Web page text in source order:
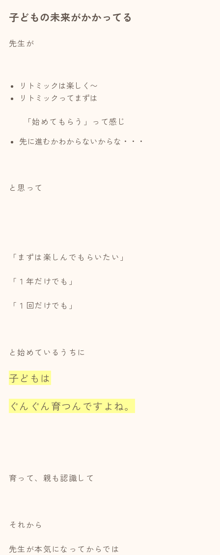
子どもの未来がかかってる
先生が
リトミックは楽しく〜
リトミックってまずは
「始めてもらう」って感じ
先に進むかわからないからな・・・
と思って
「まずは楽しんでもらいたい」
「１年だけでも」
「１回だけでも」
と始めているうちに
子どもは
ぐんぐん育つんですよね。
育って、親も認識して
それから
先生が本気になってからでは